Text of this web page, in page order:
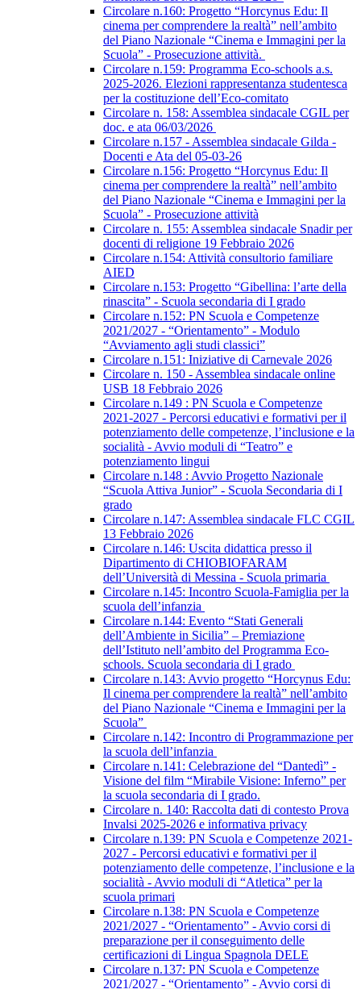
Circolare n.160: Progetto “Horcynus Edu: Il
cinema per comprendere la realtà” nell’ambito
del Piano Nazionale “Cinema e Immagini per la
Scuola” - Prosecuzione attività.
Circolare n.159: Programma Eco-schools a.s.
2025-2026. Elezioni rappresentanza studentesca
per la costituzione dell’Eco-comitato
Circolare n. 158: Assemblea sindacale CGIL per
doc. e ata 06/03/2026
Circolare n.157 - Assemblea sindacale Gilda -
Docenti e Ata del 05-03-26
Circolare n.156: Progetto “Horcynus Edu: Il
cinema per comprendere la realtà” nell’ambito
del Piano Nazionale “Cinema e Immagini per la
Scuola” - Prosecuzione attività
Circolare n. 155: Assemblea sindacale Snadir per
docenti di religione 19 Febbraio 2026
Circolare n.154: Attività consultorio familiare
AIED
Circolare n.153: Progetto “Gibellina: l’arte della
rinascita” - Scuola secondaria di I grado
Circolare n.152: PN Scuola e Competenze
2021/2027 - “Orientamento” - Modulo
“Avviamento agli studi classici”
Circolare n.151: Iniziative di Carnevale 2026
Circolare n. 150 - Assemblea sindacale online
USB 18 Febbraio 2026
Circolare n.149 : PN Scuola e Competenze
2021-2027 - Percorsi educativi e formativi per il
potenziamento delle competenze, l’inclusione e la
socialità - Avvio moduli di “Teatro” e
potenziamento lingui
Circolare n.148 : Avvio Progetto Nazionale
“Scuola Attiva Junior” - Scuola Secondaria di I
grado
Circolare n.147: Assemblea sindacale FLC CGIL
13 Febbraio 2026
Circolare n.146: Uscita didattica presso il
Dipartimento di CHIOBIOFARAM
dell’Università di Messina - Scuola primaria
Circolare n.145: Incontro Scuola-Famiglia per la
scuola dell’infanzia
Circolare n.144: Evento “Stati Generali
dell’Ambiente in Sicilia” – Premiazione
dell’Istituto nell’ambito del Programma Eco-
schools. Scuola secondaria di I grado
Circolare n.143: Avvio progetto “Horcynus Edu:
Il cinema per comprendere la realtà” nell’ambito
del Piano Nazionale “Cinema e Immagini per la
Scuola”
Circolare n.142: Incontro di Programmazione per
la scuola dell’infanzia
Circolare n.141: Celebrazione del “Dantedì” -
Visione del film “Mirabile Visione: Inferno” per
la scuola secondaria di I grado.
Circolare n. 140: Raccolta dati di contesto Prova
Invalsi 2025-2026 e informativa privacy
Circolare n.139: PN Scuola e Competenze 2021-
2027 - Percorsi educativi e formativi per il
potenziamento delle competenze, l’inclusione e la
socialità - Avvio moduli di “Atletica” per la
scuola primari
Circolare n.138: PN Scuola e Competenze
2021/2027 - “Orientamento” - Avvio corsi di
preparazione per il conseguimento delle
certificazioni di Lingua Spagnola DELE
Circolare n.137: PN Scuola e Competenze
2021/2027 - “Orientamento” - Avvio corsi di